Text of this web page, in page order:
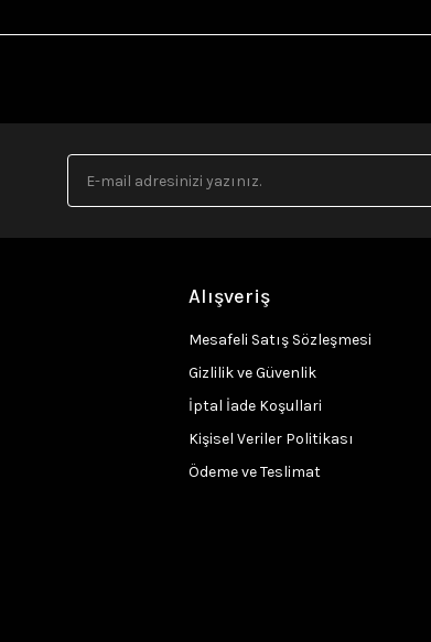
Alışveriş
Mesafeli Satış Sözleşmesi
Gizlilik ve Güvenlik
İptal İade Koşullari
Kişisel Veriler Politikası
Ödeme ve Teslimat